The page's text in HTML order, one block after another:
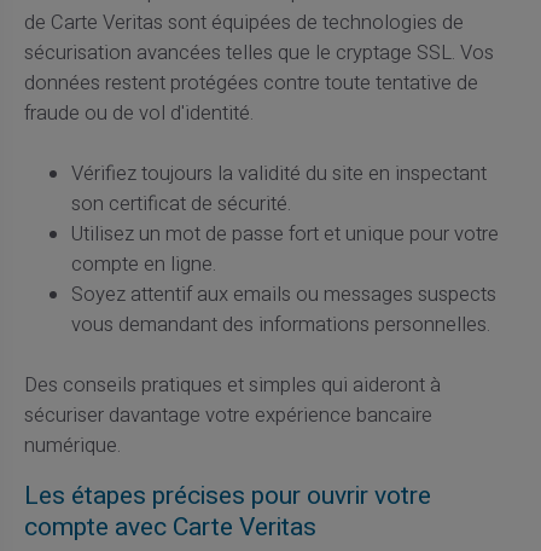
de Carte Veritas sont équipées de technologies de
sécurisation avancées telles que le cryptage SSL. Vos
données restent protégées contre toute tentative de
fraude ou de vol d'identité.
Vérifiez toujours la validité du site en inspectant
son certificat de sécurité.
Utilisez un mot de passe fort et unique pour votre
compte en ligne.
Soyez attentif aux emails ou messages suspects
vous demandant des informations personnelles.
Des conseils pratiques et simples qui aideront à
sécuriser davantage votre expérience bancaire
numérique.
Les étapes précises pour ouvrir votre
compte avec Carte Veritas